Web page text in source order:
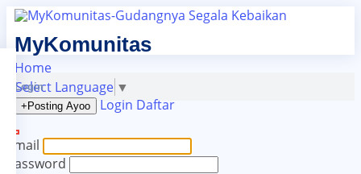
MyKomunitas
Home
Select Language ▼
+Posting Ayoo Login Daftar
Login
Email
Password